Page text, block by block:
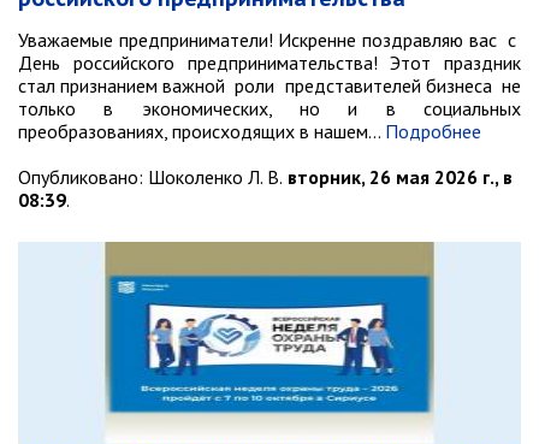
Уважаемые предприниматели! Искренне поздравляю вас с
День российского предпринимательства! Этот праздник
стал признанием важной роли представителей бизнеса не
только в экономических, но и в социальных
преобразованиях, происходящих в нашем… Подробнее
Опубликовано: Шоколенко Л. В. вторник, 26 мая 2026 г., в
08:39.